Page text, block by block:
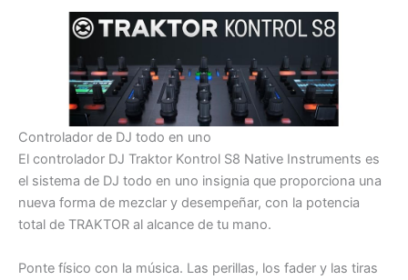
Controlador de DJ todo en uno
El controlador DJ Traktor Kontrol S8 Native Instruments es
el sistema de DJ todo en uno insignia que proporciona una
nueva forma de mezclar y desempeñar, con la potencia
total de TRAKTOR al alcance de tu mano.
Ponte físico con la música. Las perillas, los fader y las tiras